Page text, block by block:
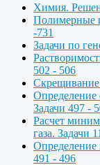
Химия.
Полимерные
-731
Задачи по
502 - 506
Скрещивание
Определение
Задачи 497 -
Расчет
газа. Задачи
Определение
491 - 496